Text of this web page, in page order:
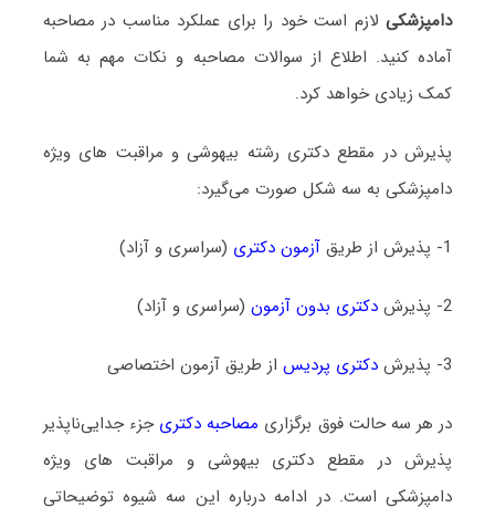
دامپزشکی لازم است خود را برای عملکرد مناسب در مصاحبه
آماده کنید. اطلاع از سوالات مصاحبه و نکات مهم به شما
کمک زیادی خواهد کرد.
پذیرش در مقطع دکتری رشته بیهوشی و مراقبت ‌های ویژه
دامپزشکی به سه شکل صورت می‌گیرد:
1- پذیرش از طریق آزمون دکتری (سراسری و آزاد)
2- پذیرش دکتری بدون آزمون(سراسری و آزاد)
3- پذیرش دکتری پردیساز طریق آزمون اختصاصی
در هر سه حالت فوق برگزاری مصاحبه دکتری جزء جدایی‌ناپذیر
پذیرش در مقطع دکتری بیهوشی و مراقبت ‌های ویژه
دامپزشکی است. در ادامه درباره این سه شیوه توضیحاتی